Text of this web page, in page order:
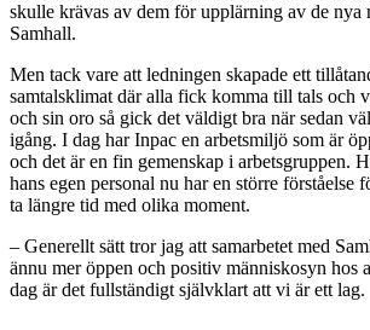
skulle krävas av dem för upplärning av de nya
Samhall.
Men tack vare att ledningen skapade ett
samtalsklimat där alla fick komma till tals och
och sin oro så gick det väldigt bra när sedan
igång. I dag har Inpac en arbetsmiljö som är
och det är en fin gemenskap i arbetsgruppen.
hans egen personal nu har en större förståelse
ta längre tid med olika moment.
– Generellt sätt tror jag att samarbetet med
ännu mer öppen och positiv människosyn hos
dag är det fullständigt självklart att vi är ett lag.